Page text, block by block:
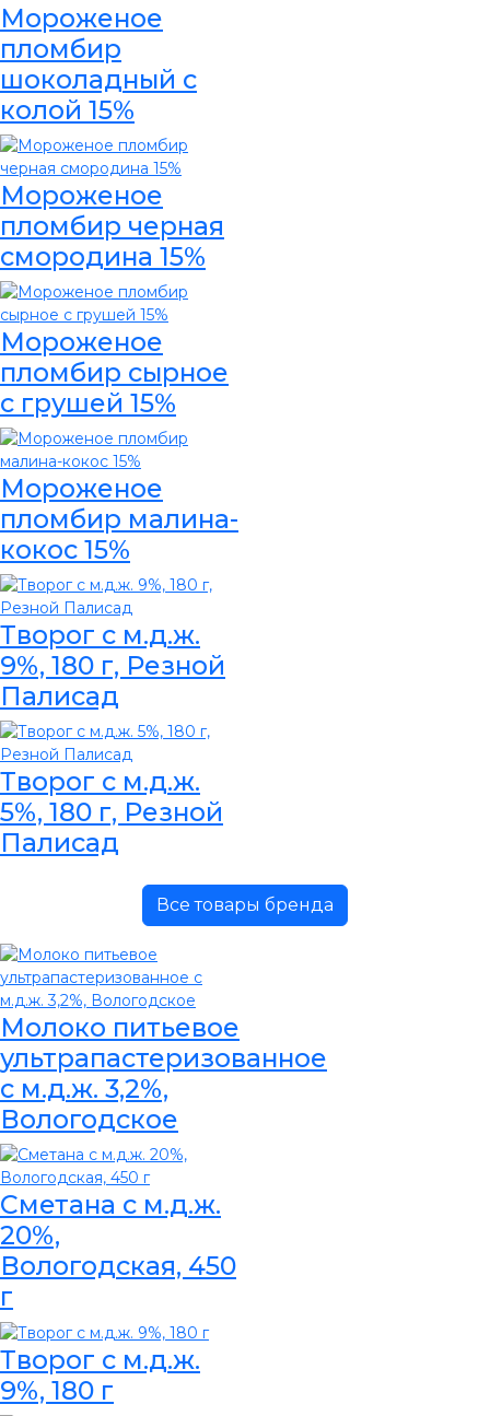
Мороженое
пломбир
шоколадный с
колой 15%
Мороженое
пломбир черная
смородина 15%
Мороженое
пломбир сырное
с грушей 15%
Мороженое
пломбир малина-
кокос 15%
Творог с м.д.ж.
9%, 180 г, Резной
Палисад
Творог с м.д.ж.
5%, 180 г, Резной
Палисад
Все товары бренда
Молоко питьевое
ультрапастеризованное
с м.д.ж. 3,2%,
Вологодское
Сметана с м.д.ж.
20%,
Вологодская, 450
г
Творог с м.д.ж.
9%, 180 г